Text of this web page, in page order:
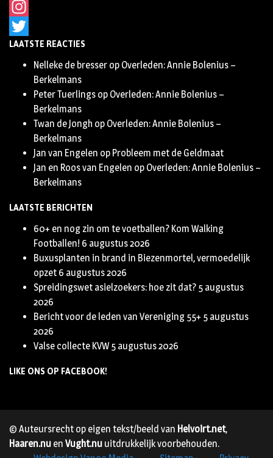
Facebook
Instagram
Twitter
LAATSTE REACTIES
Nelleke de bresser op Overleden: Annie Bolenius –
Berkelmans
Peter Tuerlings op Overleden: Annie Bolenius –
Berkelmans
Twan de Jongh op Overleden: Annie Bolenius –
Berkelmans
Jan van Engelen op Probleem met de Geldmaat
Jan en Roos van Engelen op Overleden: Annie Bolenius –
Berkelmans
LAATSTE BERICHTEN
60+ en nog zin om te voetballen? Kom Walking
Footballen! 6 augustus 2026
Buxusplanten in brand in Biezenmortel, vermoedelijk
opzet 6 augustus 2026
Spreidingswet asielzoekers: hoe zit dat? 5 augustus
2026
Bericht voor de leden van Vereniging 55+ 5 augustus
2026
Valse collecte KVW 5 augustus 2026
LIKE ONS OP FACEBOOK!
© Auteursrecht op eigen tekst/beeld van Helvoirt.net,
Haaren.nu en Vught.nu uitdrukkelijk voorbehouden.